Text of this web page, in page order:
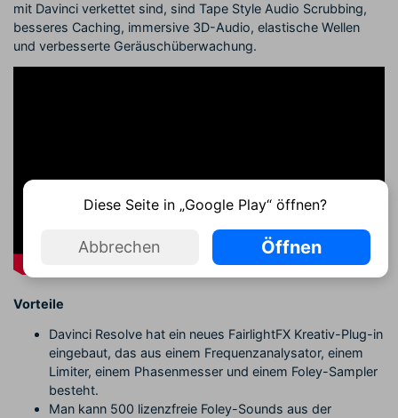
mit Davinci verkettet sind, sind Tape Style Audio Scrubbing,
besseres Caching, immersive 3D-Audio, elastische Wellen
und verbesserte Geräuschüberwachung.
Vorteile
Davinci Resolve hat ein neues FairlightFX Kreativ-Plug-in
eingebaut, das aus einem Frequenzanalysator, einem
Limiter, einem Phasenmesser und einem Foley-Sampler
besteht.
Man kann 500 lizenzfreie Foley-Sounds aus der
Diese Seite in „Google Play“ öffnen?
Abbrechen Öffnen